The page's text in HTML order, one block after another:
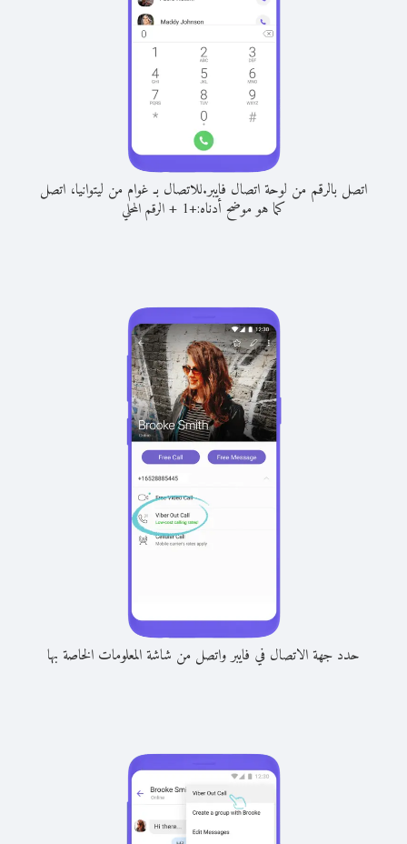
اتصل بالرقم من لوحة اتصال فايبر.للاتصال بـ غوام من ليتوانيا، اتصل
كما هو موضح أدناه:+
1
+الرقم المحلي
حدد جهة الاتصال في فايبر واتصل من شاشة المعلومات الخاصة بها